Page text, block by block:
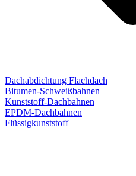
Dachabdichtung Flachdach
Bitumen-Schweißbahnen
Kunststoff-Dachbahnen
EPDM-Dachbahnen
Flüssigkunststoff